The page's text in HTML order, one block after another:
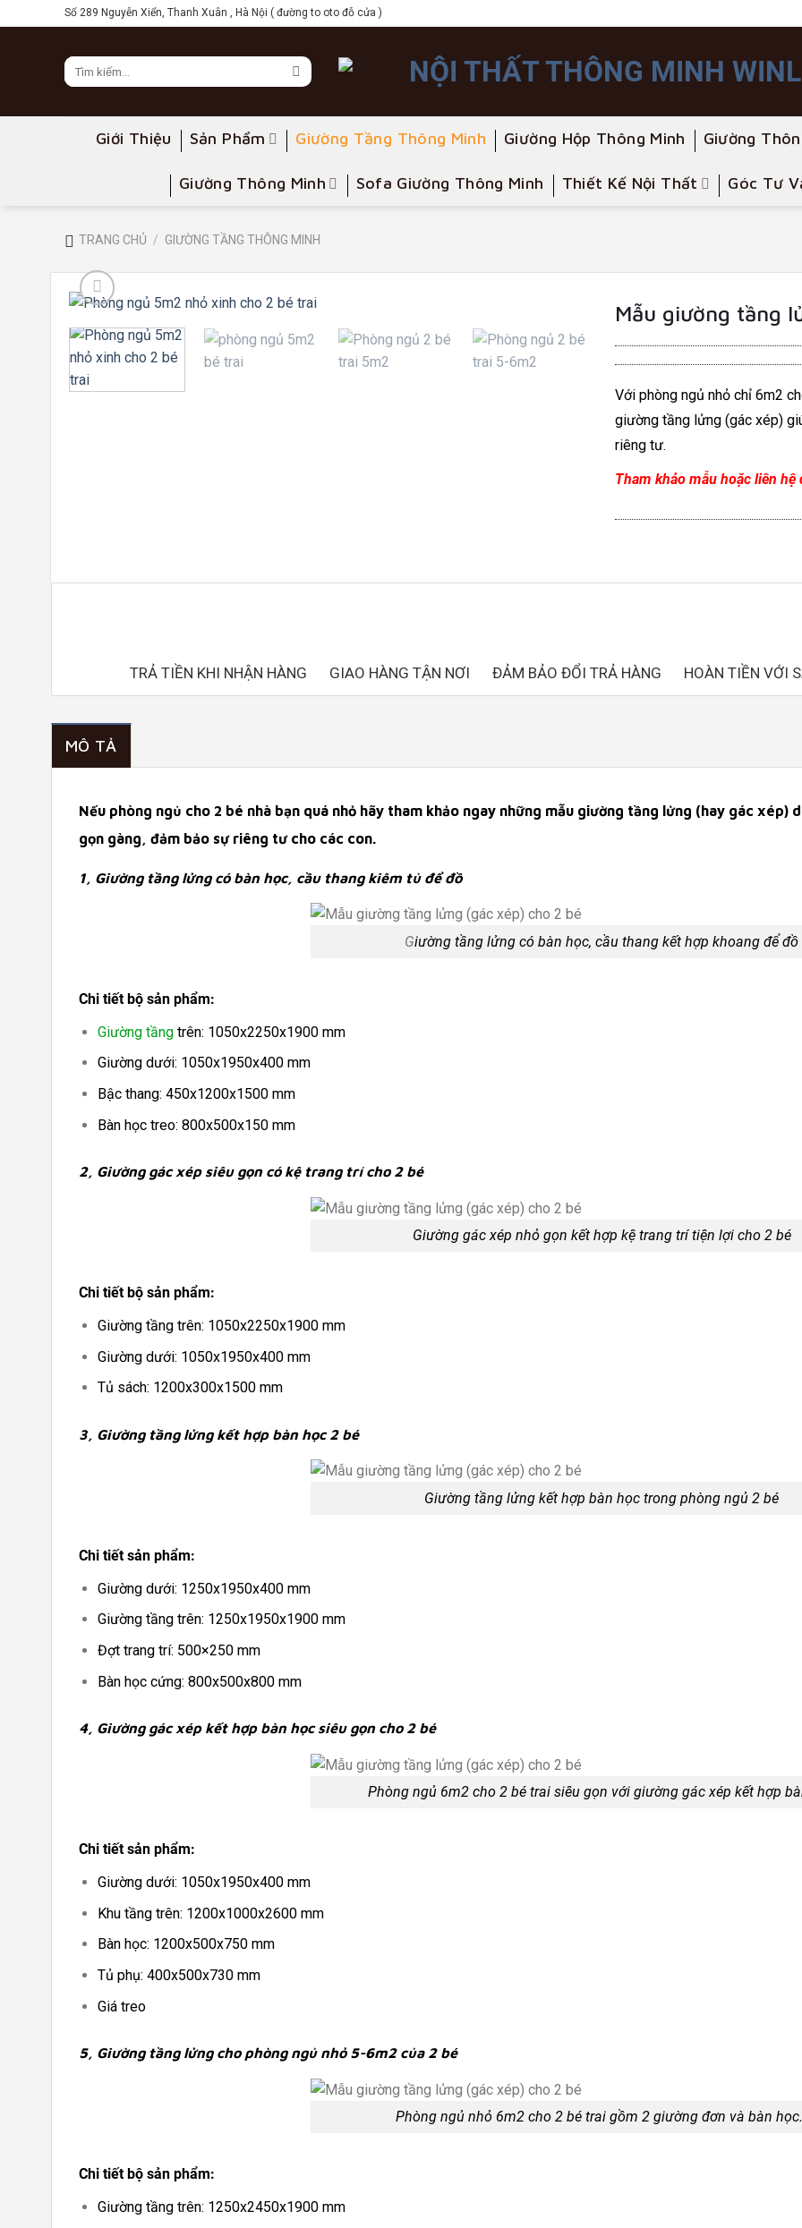
to
Số 289 Nguyễn Xiển, Thanh Xuân , Hà Nội ( đường to oto đỗ cửa )
Giới Thiệu Sản Phẩm Giường Tầng Thông Minh Giường Hộp Thông Minh Giường
Giường Thông Minh Sofa Giường Thông Minh Thiết Kế Nội Thất Góc Tư
TRANG CHỦ / GIƯỜNG TẦNG THÔNG MINH
Mẫu giường tầng
Với phòng ngủ nhỏ chỉ 6m2
giường tầng lửng (gác xép)
riêng tư.
Tham khảo mẫu hoặc liên
TRẢ TIỀN KHI NHẬN HÀNG GIAO HÀNG TẬN NƠI ĐẢM BẢO ĐỔI TRẢ HÀNG HOÀN TIỀN VỚI
MÔ TẢ
Nếu phòng ngủ cho 2 bé nhà bạn quá nhỏ hãy tham khảo ngay những mẫu giường tầng lửng (hay gác xép)
gọn gàng, đảm bảo sự riêng tư cho các con.
1, Giường tầng lửng có bàn học, cầu thang kiêm tủ để đồ
Giường tầng lửng có bàn học, cầu thang kết hợp khoang để đồ
Chi tiết bộ sản phẩm:
Giường tầngtrên: 1050x2250x1900 mm
Giường dưới: 1050x1950x400 mm
Bậc thang: 450x1200x1500 mm
Bàn học treo: 800x500x150 mm
2, Giường gác xép siêu gọn có kệ trang trí cho 2 bé
Giường gác xép nhỏ gọn kết hợp kệ trang trí tiện lợi cho 2 bé
Chi tiết bộ sản phẩm:
Giường tầng trên: 1050x2250x1900 mm
Giường dưới: 1050x1950x400 mm
Tủ sách: 1200x300x1500 mm
3, Giường tầng lửng kết hợp bàn học 2 bé
Giường tầng lửng kết hợp bàn học trong phòng ngủ 2 bé
Chi tiết sản phẩm:
Giường dưới: 1250x1950x400 mm
Giường tầng trên: 1250x1950x1900 mm
Đợt trang trí: 500×250 mm
Bàn học cứng: 800x500x800 mm
4, Giường gác xép kết hợp bàn học siêu gọn cho 2 bé
Phòng ngủ 6m2 cho 2 bé trai siêu gọn với giường gác xép kết hợp
Chi tiết sản phẩm:
Giường dưới: 1050x1950x400 mm
Khu tầng trên: 1200x1000x2600 mm
Bàn học: 1200x500x750 mm
Tủ phụ: 400x500x730 mm
Giá treo
5, Giường tầng lửng cho phòng ngủ nhỏ 5-6m2 của 2 bé
Phòng ngủ nhỏ 6m2 cho 2 bé trai gồm 2 giường đơn và bàn
Chi tiết bộ sản phẩm:
Giường tầng trên: 1250x2450x1900 mm